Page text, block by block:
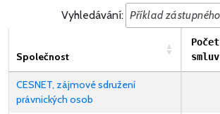
Vyhledávání:
Společnost
Počet
smluv
CESNET, zájmové sdružení
právnických osob